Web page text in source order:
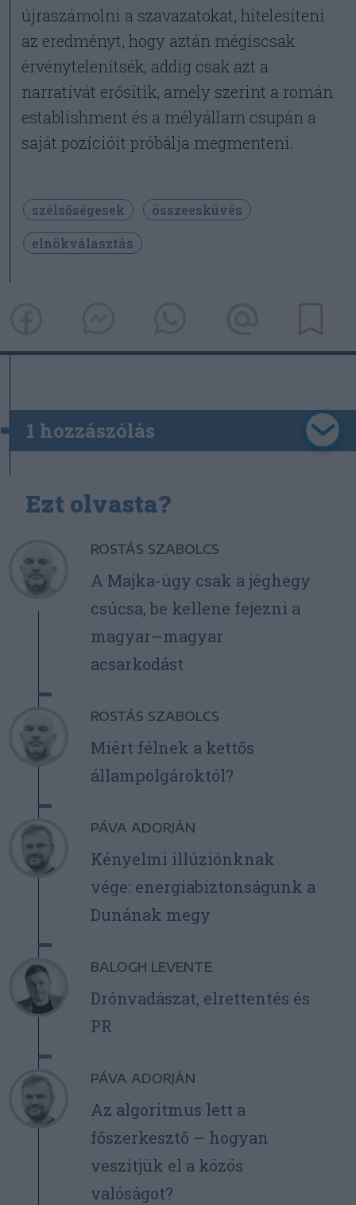
újraszámolni a szavazatokat, hitelesíteni
az eredményt, hogy aztán mégiscsak
érvénytelenítsék, addig csak azt a
narratívát erősítik, amely szerint a román
establishment és a mélyállam csupán a
saját pozícióit próbálja megmenteni.
szélsőségesek
összeesküvés
elnökválasztás
1 hozzászólás
Ezt olvasta?
ROSTÁS SZABOLCS
A Majka-ügy csak a jéghegy
csúcsa, be kellene fejezni a
magyar–magyar
acsarkodást
ROSTÁS SZABOLCS
Miért félnek a kettős
állampolgároktól?
PÁVA ADORJÁN
Kényelmi illúziónknak
vége: energiabiztonságunk a
Dunának megy
BALOGH LEVENTE
Drónvadászat, elrettentés és
PR
PÁVA ADORJÁN
Az algoritmus lett a
főszerkesztő – hogyan
veszítjük el a közös
valóságot?